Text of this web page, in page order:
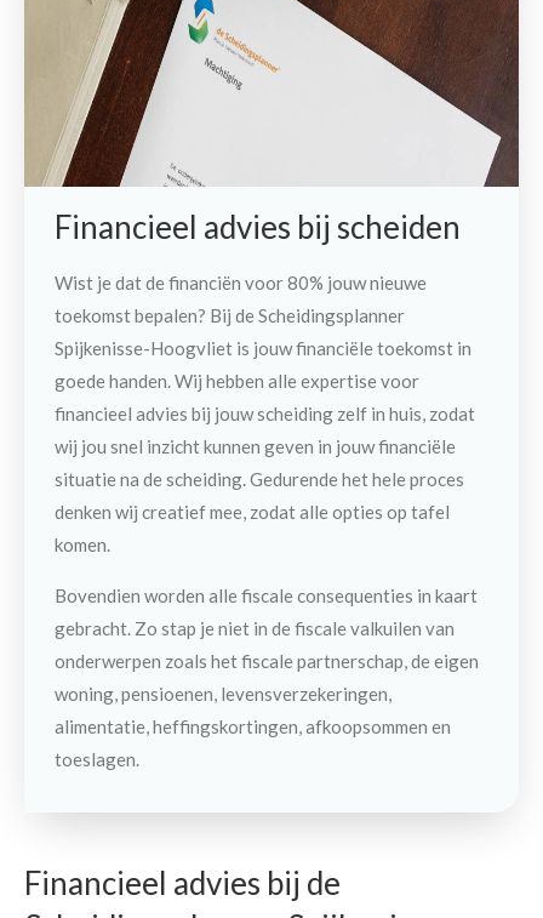
Financieel advies bij scheiden
Wist je dat de financiën voor 80% jouw nieuwe
toekomst bepalen? Bij de Scheidingsplanner
Spijkenisse-Hoogvliet is jouw financiële toekomst in
goede handen. Wij hebben alle expertise voor
financieel advies bij jouw scheiding zelf in huis, zodat
wij jou snel inzicht kunnen geven in jouw financiële
situatie na de scheiding. Gedurende het hele proces
denken wij creatief mee, zodat alle opties op tafel
komen.
Bovendien worden alle fiscale consequenties in kaart
gebracht. Zo stap je niet in de fiscale valkuilen van
onderwerpen zoals het fiscale partnerschap, de eigen
woning, pensioenen, levensverzekeringen,
alimentatie, heffingskortingen, afkoopsommen en
toeslagen.
Financieel advies bij de
Contact